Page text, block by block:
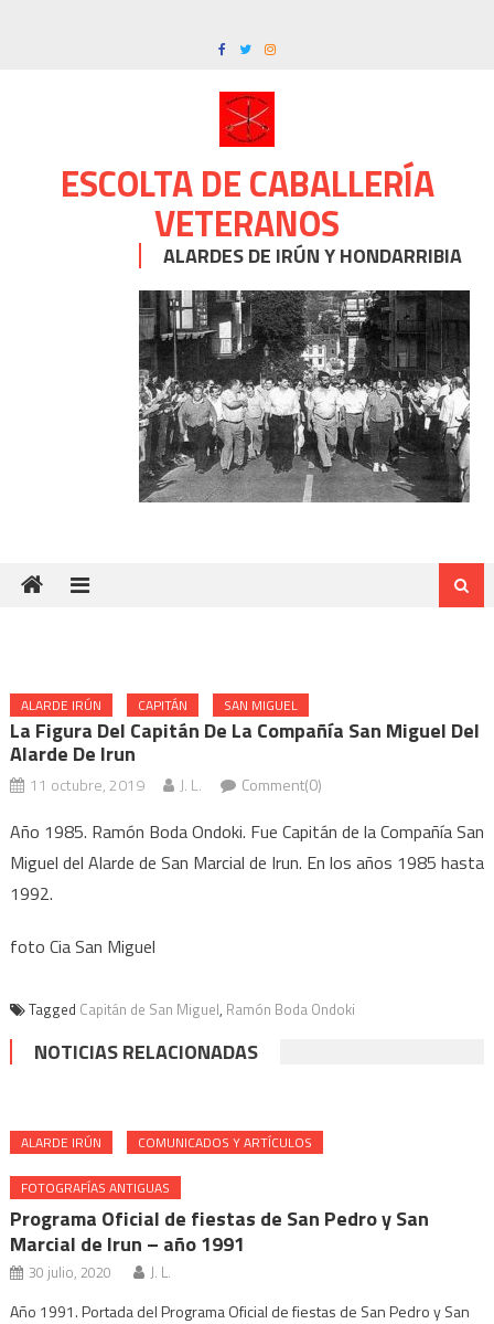
ESCOLTA DE CABALLERÍA
VETERANOS
ALARDES DE IRÚN Y HONDARRIBIA
ALARDE IRÚN CAPITÁN SAN MIGUEL
La Figura Del Capitán De La Compañía San Miguel Del
Alarde De Irun
11 octubre, 2019 J. L. Comment(0)
Año 1985. Ramón Boda Ondoki. Fue Capitán de la Compañía San
Miguel del Alarde de San Marcial de Irun. En los años 1985 hasta
1992.
foto Cia San Miguel
Tagged Capitán de San Miguel, Ramón Boda Ondoki
NOTICIAS RELACIONADAS
ALARDE IRÚN COMUNICADOS Y ARTÍCULOS
FOTOGRAFÍAS ANTIGUAS
Programa Oficial de fiestas de San Pedro y San
Marcial de Irun – año 1991
30 julio, 2020 J. L.
Año 1991. Portada del Programa Oficial de fiestas de San Pedro y San